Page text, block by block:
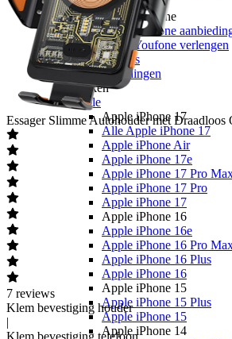
Youfone
Youfone
Youfone verlengen
Alle telefoons
Alle aanbiedingen
Merken
Apple
Apple iPhone 17
Alle Apple iPhone 17
Apple iPhone Air
Apple iPhone 17e
Apple iPhone 17 Pro
Apple iPhone 17 Pro
Apple iPhone 17
Apple iPhone 16
Apple iPhone 16e
Apple iPhone 16 Pro
Apple iPhone 16 Plus
Apple iPhone 16
Apple iPhone 15
Apple iPhone 15 Plus
Apple iPhone 15
Apple iPhone 14
Essager Slimme Autohouder met Draadloos
7 reviews
Klem bevestiging houder
|
Klem bevestiging telefoon